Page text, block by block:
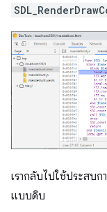
เรากลับไปใช้ประสบ
แบบดิบ